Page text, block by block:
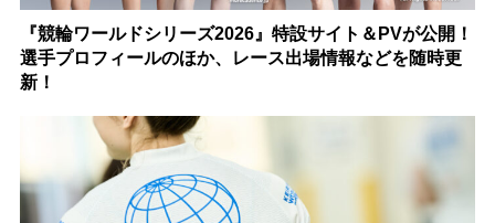
『競輪ワールドシリーズ2026』特設サイト＆PVが公開！
選手プロフィールのほか、レース出場情報などを随時更
新！